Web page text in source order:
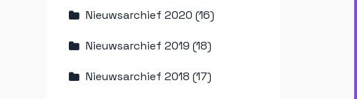
Nieuwsarchief 2020 (16)
Nieuwsarchief 2019 (18)
Nieuwsarchief 2018 (17)